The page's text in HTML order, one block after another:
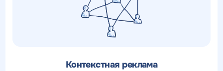
Контекстная реклама